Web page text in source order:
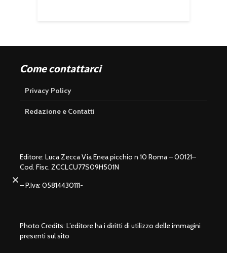
u
a
d
%
Come contattarci
Privacy Policy
Redazione e Contatti
Editore: Luca Zecca Via Enea picchio n 10 Roma – 00121–
Cod. Fisc. ZCCLCU77S09H501N
– P.Iva: 05814430111-
Photo Credits: L’editore ha i diritti di utilizzo delle immagini
presenti sul sito